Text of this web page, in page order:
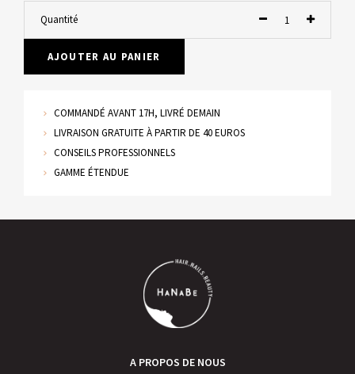
Quantité
AJOUTER AU PANIER
COMMANDÉ AVANT 17H, LIVRÉ DEMAIN
LIVRAISON GRATUITE À PARTIR DE 40 EUROS
CONSEILS PROFESSIONNELS
GAMME ÉTENDUE
A PROPOS DE NOUS